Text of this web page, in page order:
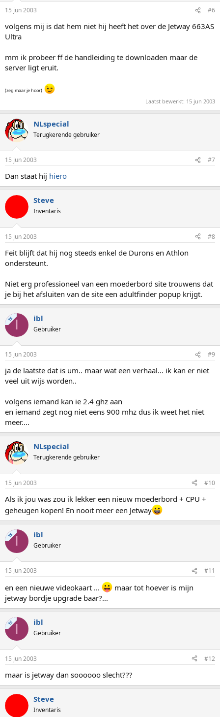
15 jun 2003 #6
volgens mij is dat hem niet hij heeft het over de Jetway 663AS
Ultra
mm ik probeer ff de handleiding te downloaden maar de
server ligt eruit.
(zeg maar je hoor)
Laatst bewerkt: 15 jun 2003
NLspecial
Terugkerende gebruiker
15 jun 2003 #7
Dan staat hij hiero
Steve
Inventaris
15 jun 2003 #8
Feit blijft dat hij nog steeds enkel de Durons en Athlon
ondersteunt.
Niet erg professioneel van een moederbord site trouwens dat
je bij het afsluiten van de site een adultfinder popup krijgt.
TS I ibl
Gebruiker
15 jun 2003 #9
ja de laatste dat is um.. maar wat een verhaal... ik kan er niet
veel uit wijs worden..
volgens iemand kan ie 2.4 ghz aan
en iemand zegt nog niet eens 900 mhz dus ik weet het niet
meer....
NLspecial
Terugkerende gebruiker
15 jun 2003 #10
Als ik jou was zou ik lekker een nieuw moederbord + CPU +
geheugen kopen! En nooit meer een Jetway
TS I ibl
Gebruiker
15 jun 2003 #11
en een nieuwe videokaart ...
maar tot hoever is mijn
jetway bordje upgrade baar?...
TS I ibl
Gebruiker
15 jun 2003 #12
maar is jetway dan soooooo slecht???
Steve
Inventaris